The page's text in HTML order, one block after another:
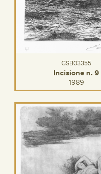
GSB03355
Incisione n. 9
1989